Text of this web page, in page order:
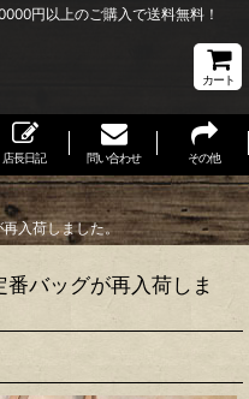
円以上のご購入で送料無料！
カート
店長日記 問い合わせ その他
入荷しました。
バッグが再入荷しま